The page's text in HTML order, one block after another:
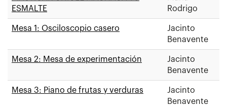
ESMALTE
Rodrigo
Mesa 1: Osciloscopio casero
Jacinto
Benavente
Mesa 2: Mesa de experimentación
Jacinto
Benavente
Mesa 3: Piano de frutas y verduras
Jacinto
Benavente